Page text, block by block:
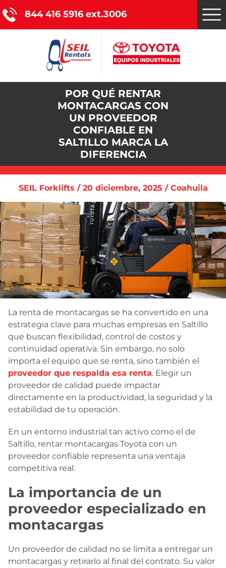
844 416 5916 ext.3006
Montacargas Toyota
Nuestros servicios
Catálogo de productos
Promociones
Nosotros
Blog
Contacto
POR QUÉ RENTAR
MONTACARGAS CON
UN PROVEEDOR
CONFIABLE EN
SALTILLO MARCA LA
DIFERENCIA
SEIL Forklifts / 20 diciembre, 2025 / Coahuila
La renta de montacargas se ha convertido en una
estrategia clave para muchas empresas en Saltillo
que buscan flexibilidad, control de costos y
continuidad operativa. Sin embargo, no solo
importa el equipo que se renta, sino también el
proveedor que respalda esa renta. Elegir un
proveedor de calidad puede impactar
directamente en la productividad, la seguridad y la
estabilidad de tu operación.
En un entorno industrial tan activo como el de
Saltillo, rentar montacargas Toyota con un
proveedor confiable representa una ventaja
competitiva real.
La importancia de un
proveedor especializado en
montacargas
Un proveedor de calidad no se limita a entregar un
montacargas y retirarlo al final del contrato. Su valor